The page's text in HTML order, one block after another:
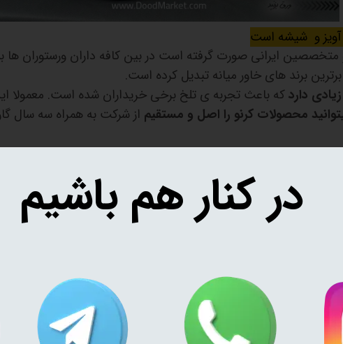
آویز و شیشه است
ایرانی صورت گرفته است در بین کافه داران ورستوران
برند های خاور میانه تبدیل کرده است.
داردکه باعث تجربه ی تلخ برخی خریداران شده است. معمولا
محصولات کرنو را اصل و مستقیم از شرکت به همراه سه سال
برگشت آب به مجرای ذغال و تنباکو
در کنار هم باشیم